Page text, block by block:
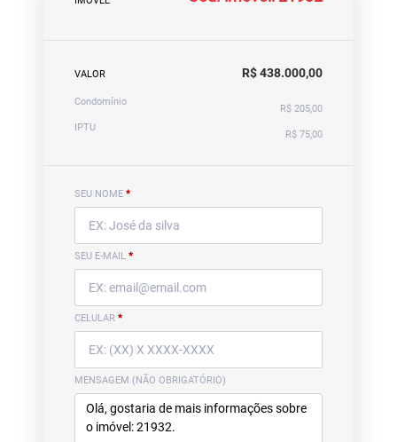
VALOR R$ 438.000,00
Condomínio
R$ 205,00
IPTU
R$ 75,00
SEU NOME *
SEU E-MAIL *
CELULAR *
MENSAGEM (NÃO OBRIGATÓRIO)